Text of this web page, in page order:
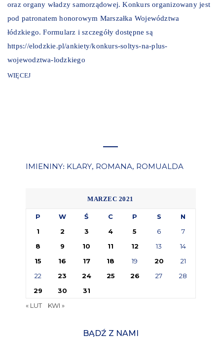
oraz organy władzy samorządowej. Konkurs organizowany jest
pod patronatem honorowym Marszałka Województwa
łódzkiego. Formularz i szczegóły dostępne są
https://elodzkie.pl/ankiety/konkurs-soltys-na-plus-
wojewodztwa-lodzkiego
WIĘCEJ
IMIENINY: KLARY, ROMANA, ROMUALDA
MARZEC 2021
P W Ś C P S
N
1
2 3 4 5 6
7
8
9 10 11 12 13
14
15
16 17 18 19 20
21
22
23 24 25 26 27
28
29
30
31
« LUT
KWI »
BĄDŹ Z NAMI